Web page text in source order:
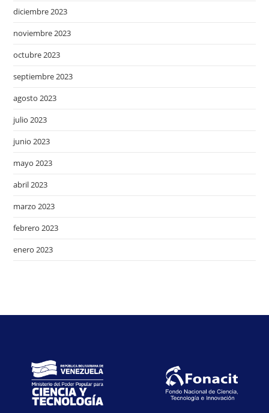
diciembre 2023
noviembre 2023
octubre 2023
septiembre 2023
agosto 2023
julio 2023
junio 2023
mayo 2023
abril 2023
marzo 2023
febrero 2023
enero 2023